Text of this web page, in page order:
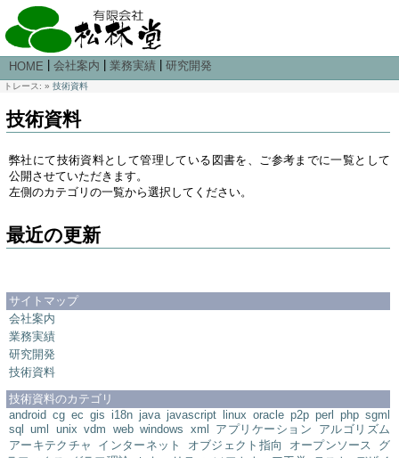
HOME 会社案内 業務実績| 研究開発
トレース: » 技術資料
技術資料
弊社にて技術資料として管理している図書を、ご参考までに一覧として
公開させていただきます。
左側のカテゴリの一覧から選択してください。
最近の更新
サイトマップ
会社案内
業務実績
研究開発
技術資料
技術資料のカテゴリ
android cg ec gis i18n java javascript linux oracle p2p perl php sgml
sql uml unix vdm web windows xml アプリケーション
アルゴリズム
アーキテクチャ
インターネット オブジェクト指向 オープンソース
グ